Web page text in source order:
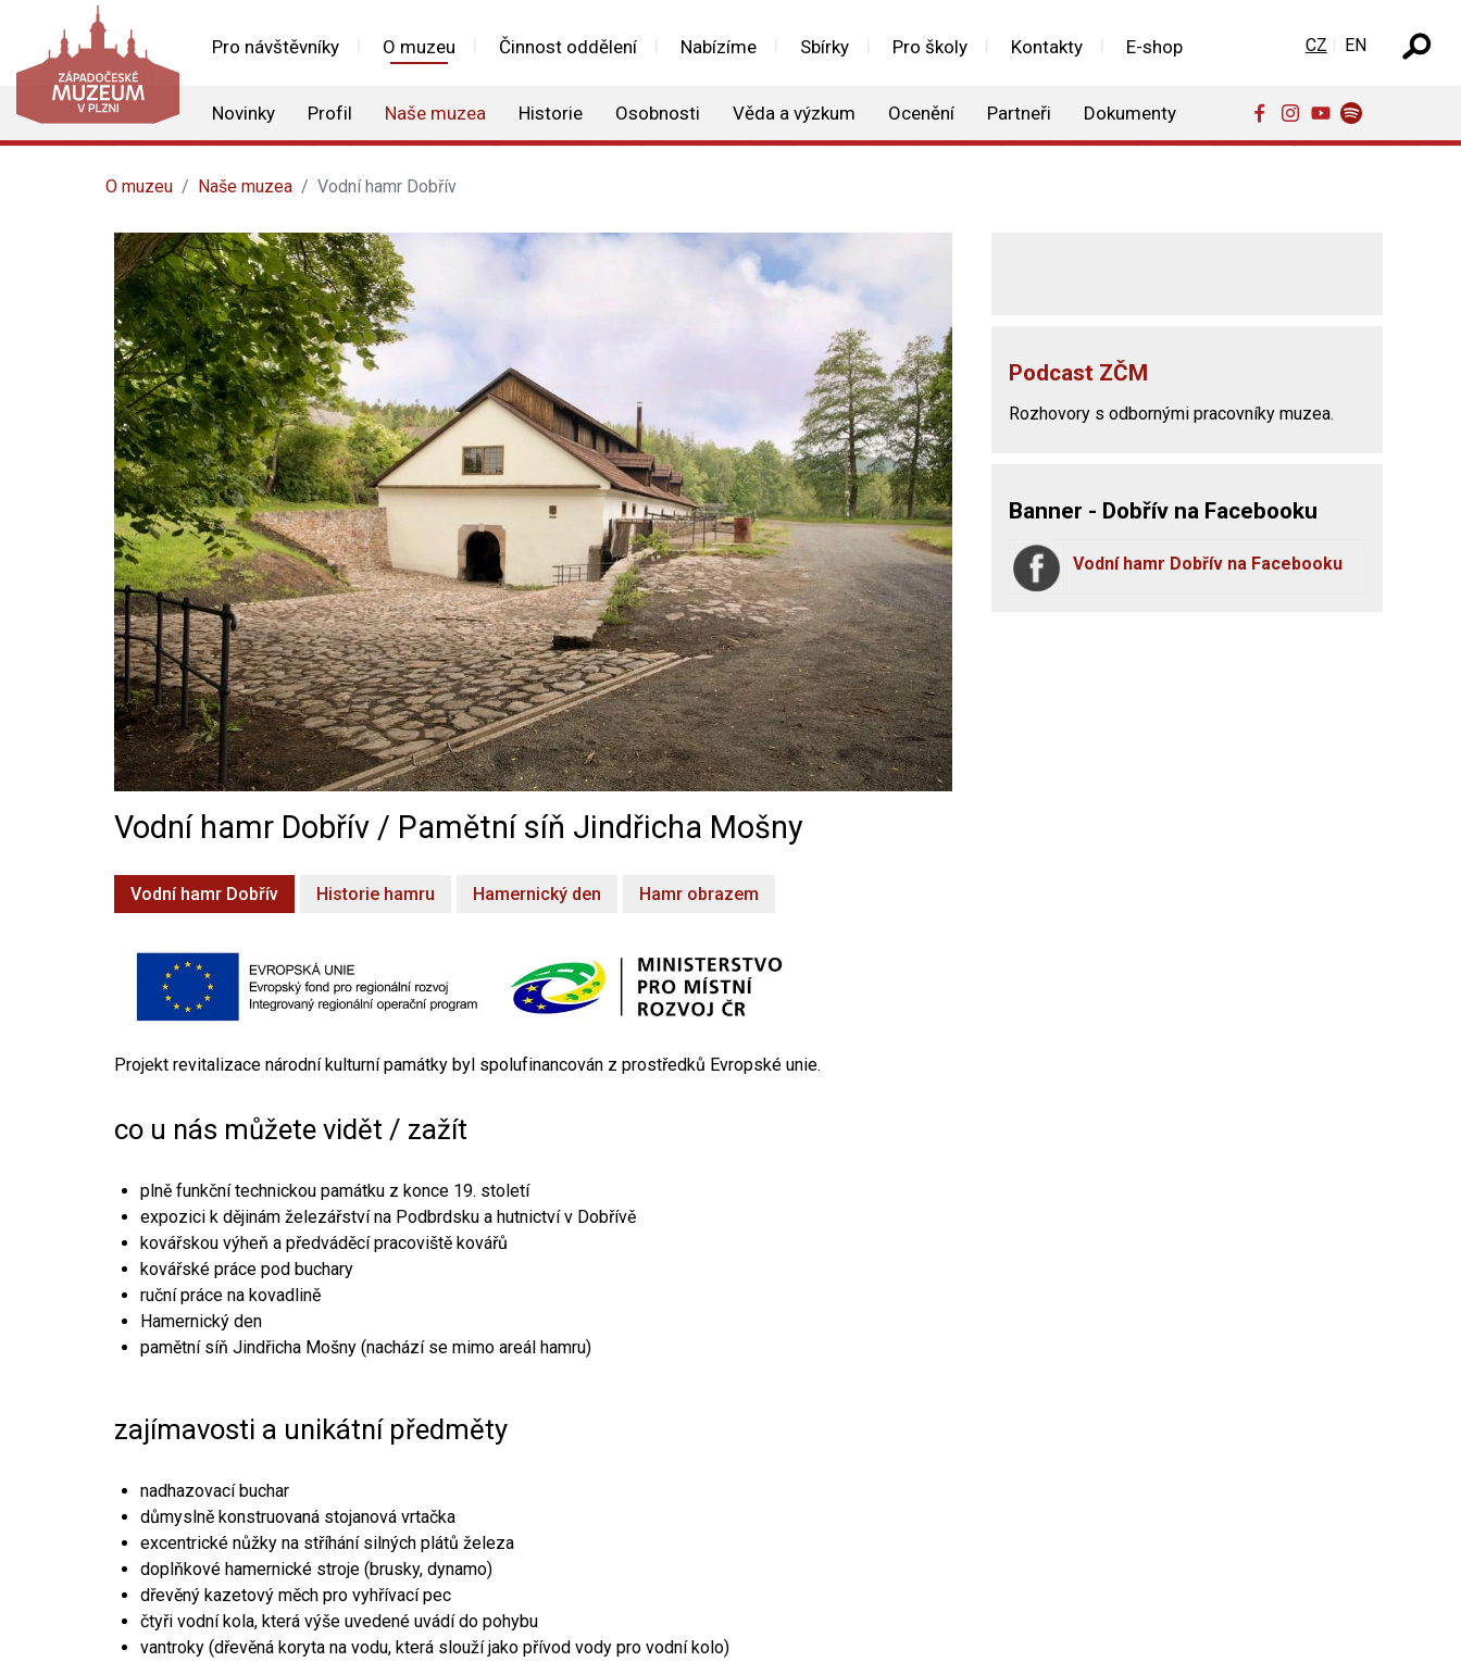
Pro návštěvníky O muzeu Činnost oddělení Nabízíme Sbírky Pro školy Kontakty E-shop
Novinky Profil Naše muzea Historie Osobnosti Věda a výzkum Ocenění Partneři Dokumenty
Zvolte jazyk
CZ EN
O muzeu Naše muzea Vodní hamr Dobřív
Vodní hamr Dobřív / Pamětní síň Jindřicha Mošny
Vodní hamr Dobřív Historie hamru Hamernický den Hamr obrazem
Projekt revitalizace národní kulturní památky byl spolufinancován z prostředků Evropské unie.
co u nás můžete vidět / zažít
plně funkční technickou památku z konce 19. století
expozici k dějinám železářství na Podbrdsku a hutnictví v Dobřívě
kovářskou výheň a předváděcí pracoviště kovářů
kovářské práce pod buchary
ruční práce na kovadlině
Hamernický den
pamětní síň Jindřicha Mošny (nachází se mimo areál hamru)
zajímavosti a unikátní předměty
nadhazovací buchar
důmyslně konstruovaná stojanová vrtačka
excentrické nůžky na stříhání silných plátů železa
doplňkové hamernické stroje (brusky, dynamo)
dřevěný kazetový měch pro vyhřívací pec
čtyři vodní kola, která výše uvedené uvádí do pohybu
vantroky (dřevěná koryta na vodu, která slouží jako přívod vody pro vodní kolo)
Podcast ZČM
Rozhovory s odbornými pracovníky muzea.
Banner - Dobřív na Facebooku
Vodní hamr Dobřív na Facebooku